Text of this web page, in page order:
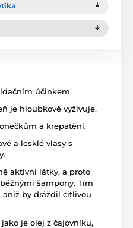
účinkem.
je hloubkově vyživuje.
a krepatění.
a lesklé vlasy s
aktivní látky, a proto
šampony. Tím
aniž by dráždil citlivou
je olej z čajovníku,